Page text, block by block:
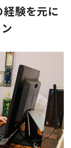
験を元に